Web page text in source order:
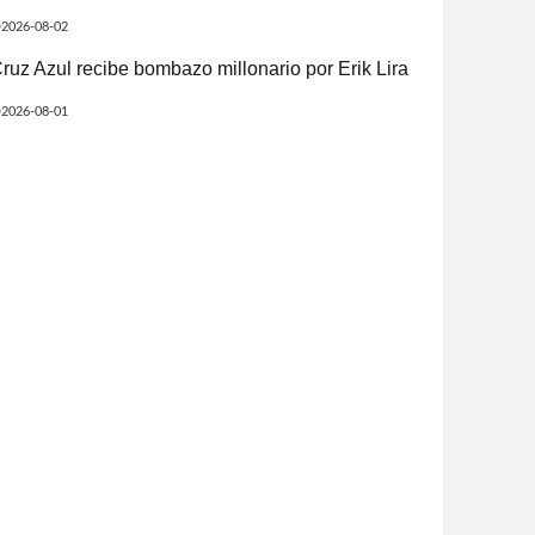
2026-08-02
Azul recibe bombazo millonario por Erik Lira
2026-08-01